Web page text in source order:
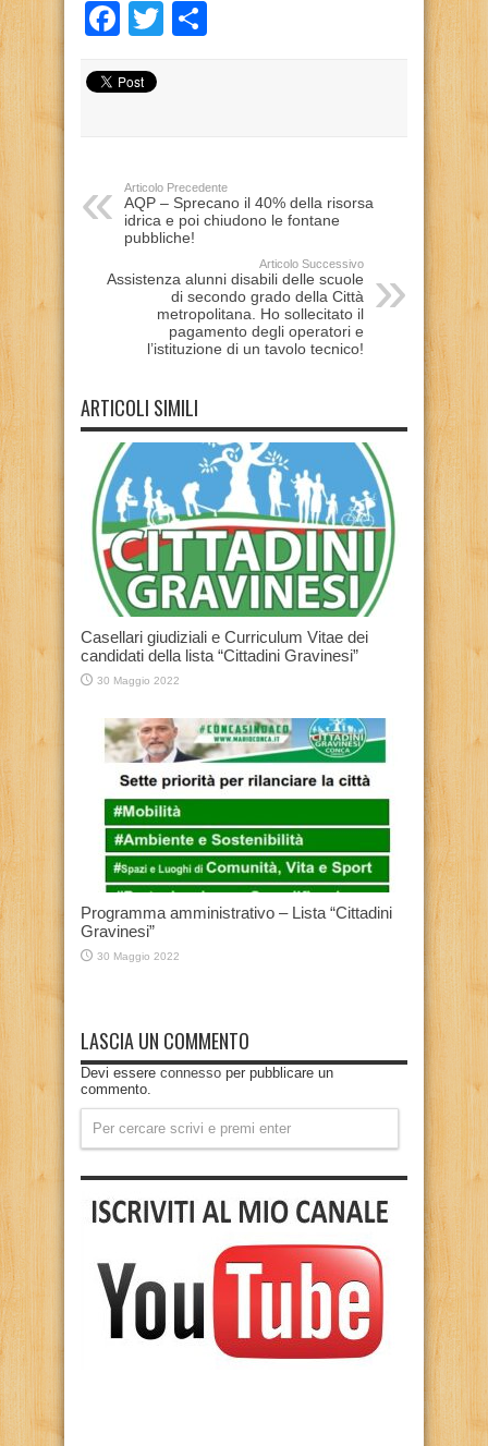
Facebook
Twitter
Articolo Precedente
AQP – Sprecano il 40% della risorsa
idrica e poi chiudono le fontane
pubbliche!
Articolo Successivo
Assistenza alunni disabili delle scuole
di secondo grado della Città
metropolitana. Ho sollecitato il
pagamento degli operatori e
l’istituzione di un tavolo tecnico!
ARTICOLI SIMILI
Casellari giudiziali e Curriculum Vitae dei
candidati della lista “Cittadini Gravinesi”
30 Maggio 2022
Programma amministrativo – Lista “Cittadini
Gravinesi”
30 Maggio 2022
LASCIA UN COMMENTO
Devi essere connesso per pubblicare un
commento.